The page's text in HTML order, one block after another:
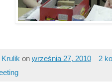
on września 27, 2010
2